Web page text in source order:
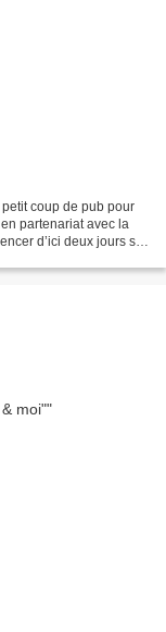
coup de pub pour
partenariat avec la
d’ici deux jours sur